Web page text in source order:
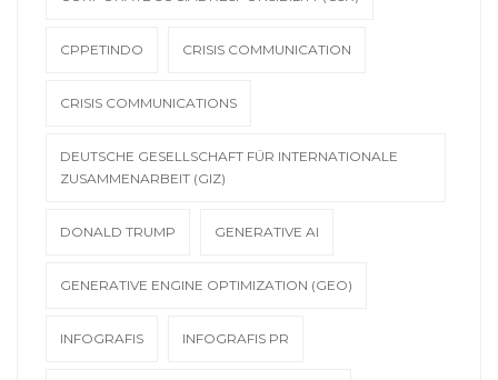
CPPETINDO CRISIS COMMUNICATION
CRISIS COMMUNICATIONS
DEUTSCHE GESELLSCHAFT FÜR INTERNATIONALE
ZUSAMMENARBEIT (GIZ)
DONALD TRUMP GENERATIVE AI
GENERATIVE ENGINE OPTIMIZATION (GEO)
INFOGRAFIS INFOGRAFIS PR